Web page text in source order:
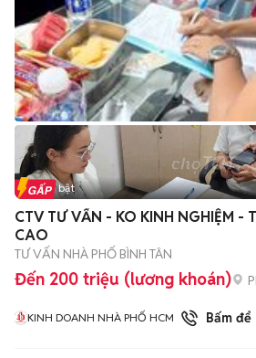
Tin nổi bật
CTV TƯ VẤN - KO KINH NGHIỆM -
CAO
TƯ VẤN NHÀ PHỐ BÌNH TÂN
Đến 200 triệu (lương khoán)
KINH DOANH NHÀ PHỐ HCM 1đã bán
Bấm